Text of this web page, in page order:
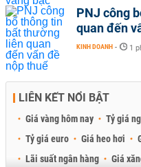
PNJ công
quan đến
KINH DOANH - 1
LIÊN KẾT NỔI BẬT
Giá vàng hôm nay Tỷ giá
Tỷ giá euro
Giá heo hơi
Lãi suất ngân hàng
Giá